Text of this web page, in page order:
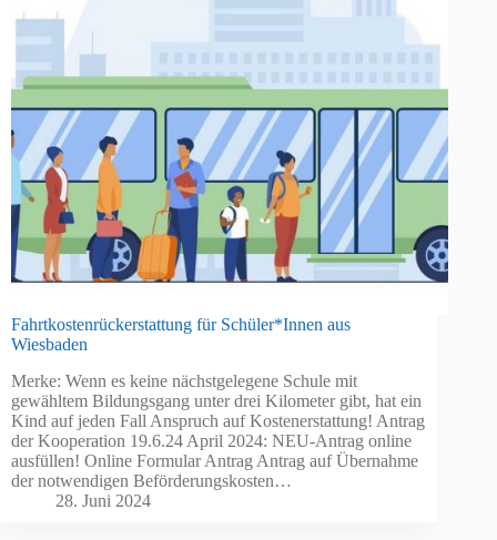
Fahrtkostenrückerstattung für Schüler*Innen aus
Wiesbaden
Merke: Wenn es keine nächstgelegene Schule mit
gewähltem Bildungsgang unter drei Kilometer gibt, hat ein
Kind auf jeden Fall Anspruch auf Kostenerstattung! Antrag
der Kooperation 19.6.24 April 2024: NEU-Antrag online
ausfüllen! Online Formular Antrag Antrag auf Übernahme
der notwendigen Beförderungskosten…
28. Juni 2024